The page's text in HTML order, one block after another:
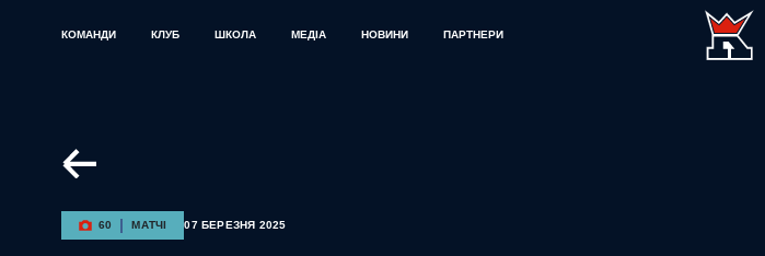
КОМАНДИ КЛУБ ШКОЛА МЕДІА НОВИНИ ПАРТНЕРИ
60 МАТЧІ 07 БЕРЕЗНЯ 2025